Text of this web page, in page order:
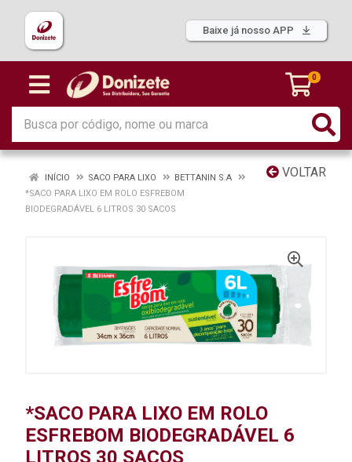
Baixe já nosso APP
0
VOLTAR
INÍCIO SACO PARA LIXO
BETTANIN S.A
*SACO PARA LIXO EM ROLO ESFREBOM
BIODEGRADÁVEL 6 LITROS 30 SACOS
*SACO PARA LIXO EM ROLO
ESFREBOM BIODEGRADÁVEL 6
LITROS 30 SACOS